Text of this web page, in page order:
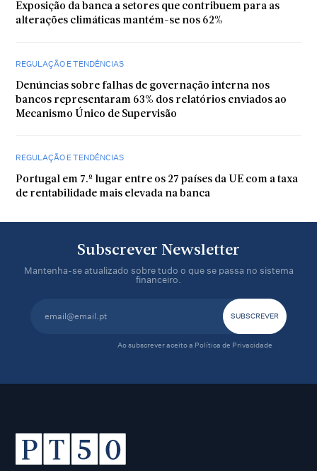
Exposição da banca a setores que contribuem para as
alterações climáticas mantém-se nos 62%
REGULAÇÃO E TENDÊNCIAS
Denúncias sobre falhas de governação interna nos
bancos representaram 63% dos relatórios enviados ao
Mecanismo Único de Supervisão
REGULAÇÃO E TENDÊNCIAS
Portugal em 7.º lugar entre os 27 países da UE com a taxa
de rentabilidade mais elevada na banca
Subscrever Newsletter
Mantenha-se atualizado sobre tudo o que se passa no sistema
financeiro.
Ao subscrever aceito a Política de Privacidade